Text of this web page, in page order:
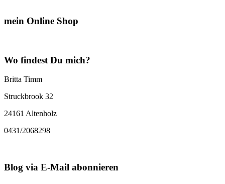
mein Online Shop
Wo findest Du mich?
Britta Timm
Struckbrook 32
24161 Altenholz
0431/2068298
Blog via E-Mail abonnieren